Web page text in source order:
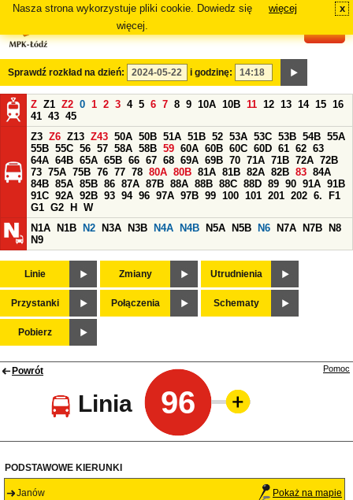
Nasza strona wykorzystuje pliki cookie. Dowiedz się
więcej.
więcej x
Sprawdź rozkład na dzień: i godzinę:
Z Z1 Z2 0 1 2 3 4 5 6 7 8 9 10A 10B 11 12 13 14 15 16
41 43 45
Z3 Z6 Z13 Z43 50A 50B 51A 51B 52 53A 53C 53B 54B 55A
55B 55C 56 57 58A 58B 59 60A 60B 60C 60D 61 62 63
64A 64B 65A 65B 66 67 68 69A 69B 70 71A 71B 72A 72B
73 75A 75B 76 77 78 80A 80B 81A 81B 82A 82B 83 84A
84B 85A 85B 86 87A 87B 88A 88B 88C 88D 89 90 91A 91B
91C 92A 92B 93 94 96 97A 97B 99 100 101 201 202 6.
F1
G1 G2 H
W
N1A
N1B N2 N3A N3B N4A N4B N5A N5B N6 N7A N7B
N8
N9
Linie Zmiany Utrudnienia
Przystanki Połączenia Schematy
Pobierz
Powrót
Linia 96
Pomoc
PODSTAWOWE KIERUNKI
Janów Pokaż na mapie